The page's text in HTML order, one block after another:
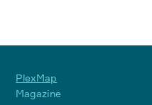
PlexMap
Magazine